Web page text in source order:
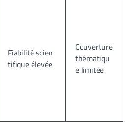
Fiabilité scien
tifique élevée
Couverture
thématiqu
e limitée